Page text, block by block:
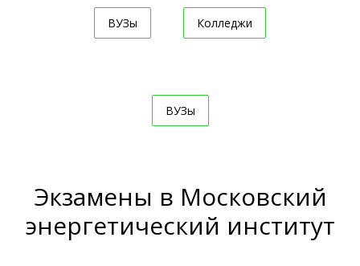
ВУЗы Колледжи
ВУЗы
Экзамены в Московский
энергетический институт